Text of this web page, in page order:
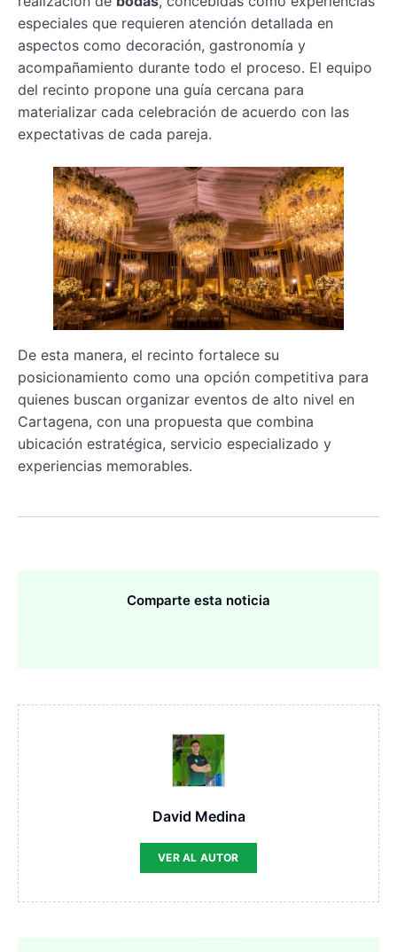
especiales que requieren atención detallada en
aspectos como decoración, gastronomía y
acompañamiento durante todo el proceso. El equipo
del recinto propone una guía cercana para
materializar cada celebración de acuerdo con las
expectativas de cada pareja.
De esta manera, el recinto fortalece su
posicionamiento como una opción competitiva para
quienes buscan organizar eventos de alto nivel en
Cartagena, con una propuesta que combina
ubicación estratégica, servicio especializado y
experiencias memorables.
Comparte esta noticia
David Medina
VER AL AUTOR